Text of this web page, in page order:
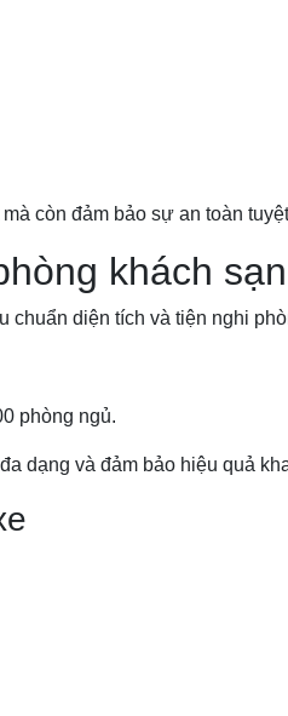
còn đảm bảo sự an toàn
khách
chuẩn diện tích và tiện nghi
phòng ngủ.
dạng và đảm bảo hiệu quả